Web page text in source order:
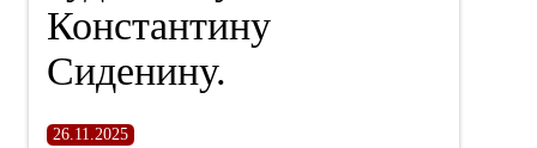
Константину
Сиденину.
26.11.2025